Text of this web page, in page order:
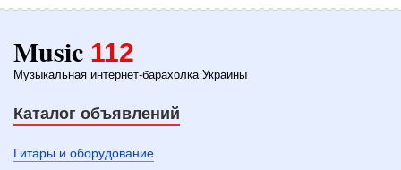
Music 112
Музыкальная интернет-барахолка Украины
Каталог объявлений
Гитары и оборудование